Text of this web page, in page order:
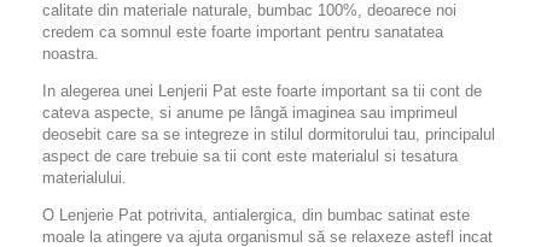
calitate din materiale naturale, bumbac 100%, deoarece noi
credem ca somnul este foarte important pentru sanatatea
noastra.
In alegerea unei Lenjerii Pat este foarte important sa tii cont de
cateva aspecte, si anume pe lângă imaginea sau imprimeul
deosebit care sa se integreze in stilul dormitorului tau, principalul
aspect de care trebuie sa tii cont este materialul si tesatura
materialului.
O Lenjerie Pat potrivita, antialergica, din bumbac satinat este
moale la atingere va ajuta organismul să se relaxeze astefl incat